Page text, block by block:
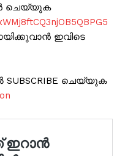
ചെയ്യുക
ഇവിടെ
ചെയ്യുക